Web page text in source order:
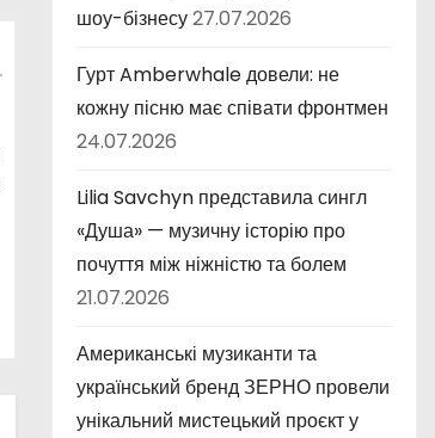
шоу-бізнесу27.07.2026
Гурт Amberwhale довели: не
кожну пісню має співати фронтмен
24.07.2026
Lilia Savchyn представила сингл
«Душа» — музичну історію про
почуття між ніжністю та болем
21.07.2026
Американські музиканти та
український бренд ЗЕРНО провели
унікальний мистецький проєкт у